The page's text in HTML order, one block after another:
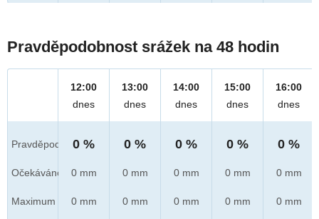
Pravděpodobnost srážek na 48 hodin
Pravděpod.
Očekáváno
Maximum
12:00
dnes
0 %
0 mm
0 mm
13:00
dnes
0 %
0 mm
0 mm
14:00
dnes
0 %
0 mm
0 mm
15:00
dnes
0 %
0 mm
0 mm
16:00
dnes
0 %
0 mm
0 mm